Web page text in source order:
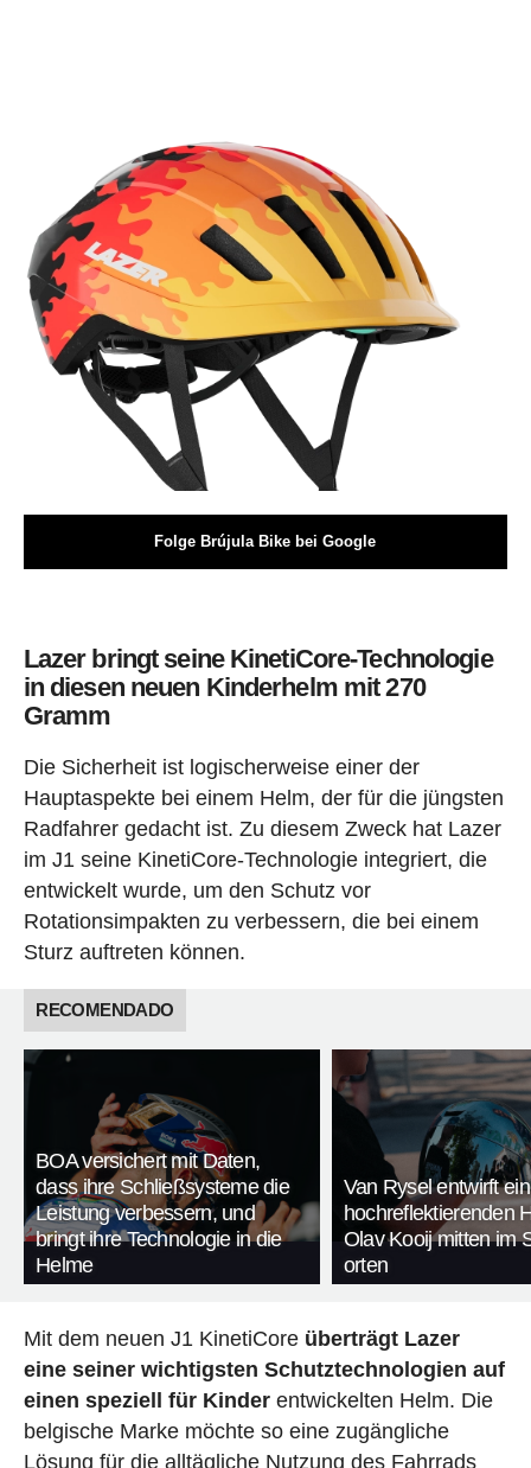
Folge Brújula Bike bei Google
Lazer bringt seine KinetiCore-Technologie
in diesen neuen Kinderhelm mit 270
Gramm
Die Sicherheit ist logischerweise einer der
Hauptaspekte bei einem Helm, der für die jüngsten
Radfahrer gedacht ist. Zu diesem Zweck hat Lazer
im J1 seine KinetiCore-Technologie integriert, die
entwickelt wurde, um den Schutz vor
Rotationsimpakten zu verbessern, die bei einem
Sturz auftreten können.
RECOMENDADO
BOA versichert mit Daten,
dass ihre Schließsysteme die
Leistung verbessern, und
bringt ihre Technologie in die
Helme
Van Rysel entwirft
hochreflektierenden
Olav Kooij mitten im
orten
Mit dem neuen J1 KinetiCore überträgt Lazer
eine seiner wichtigsten Schutztechnologien auf
einen speziell für Kinderentwickelten Helm. Die
belgische Marke möchte so eine zugängliche
Lösung für die alltägliche Nutzung des Fahrrads